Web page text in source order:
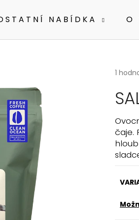
NABÍDKA O
je
z
5
1
čaje.
Doporučujeme